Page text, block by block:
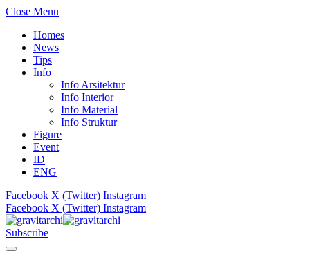
Close Menu
Homes
News
Tips
Info
Info Arsitektur
Info Interior
Info Material
Info Struktur
Figure
Event
ID
ENG
Facebook X (Twitter) Instagram
Facebook X (Twitter) Instagram
Subscribe